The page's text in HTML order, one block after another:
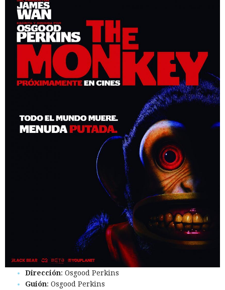
Dirección: Osgood Perkins
Guión: Osgood Perkins